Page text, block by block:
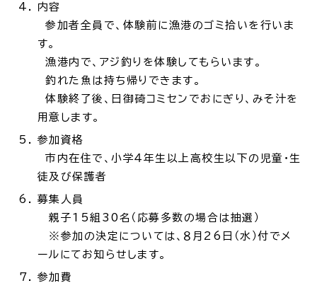
妊娠・出産
入園・入学 結婚・離婚
引っ越し
内容
参加者全員で、体験前に漁港のゴミ拾いを行いま
す。
漁港内で、アジ釣りを体験してもらいます。
釣れた魚は持ち帰りできます。
体験終了後、日御碕コミセンでおにぎり、みそ汁を
用意します。
参加資格
市内在住で、小学４年生以上高校生以下の児童・生
徒及び保護者
募集人員
親子15組30名（応募多数の場合は抽選）
※参加の決定については、８月26日（水）付でメ
ールにてお知らせします。
参加費